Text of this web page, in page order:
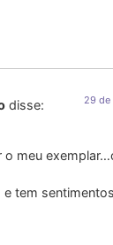
disse: 29 de
o meu
tem